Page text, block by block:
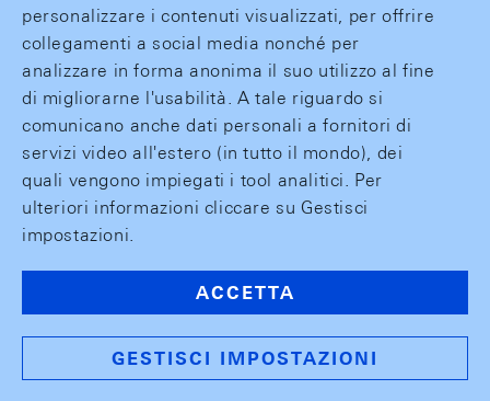
personalizzare i contenuti visualizzati, per offrire
collegamenti a social media nonché per
analizzare in forma anonima il suo utilizzo al fine
di migliorarne l'usabilità. A tale riguardo si
comunicano anche dati personali a fornitori di
servizi video all'estero (in tutto il mondo), dei
quali vengono impiegati i tool analitici. Per
ulteriori informazioni cliccare su Gestisci
impostazioni.
ACCETTA
GESTISCI IMPOSTAZIONI